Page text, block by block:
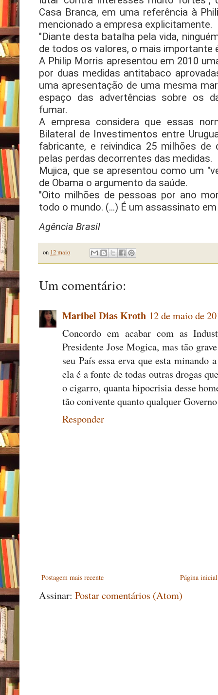
Casa Branca, em uma referência à
mencionado a empresa explicitamente.
"Diante desta batalha pela vida,
de todos os valores, o mais importante
A Philip Morris apresentou em 2010
por duas medidas antitabaco
uma apresentação de uma mesma
espaço das advertências sobre os
fumar.
A empresa considera que essas
Bilateral de Investimentos entre
fabricante, e reivindica 25 milhões de
pelas perdas decorrentes das medidas.
Mujica, que se apresentou como um
de Obama o argumento da saúde.
"Oito milhões de pessoas por ano
todo o mundo. (...) É um assassinato
Agência Brasil
on 12 maio
Um comentário:
Maribel Dias Kroth 12 de maio de
Concordo em acabar com as
Presidente Jose Mogica, mas tão
seu País essa erva que esta minando
ela é a fonte de todas outras drogas
o cigarro, quanta hipocrisia desse
tão conivente quanto qualquer
Responder
Postagem mais recente Página inicial
Assinar: Postar comentários (Atom)